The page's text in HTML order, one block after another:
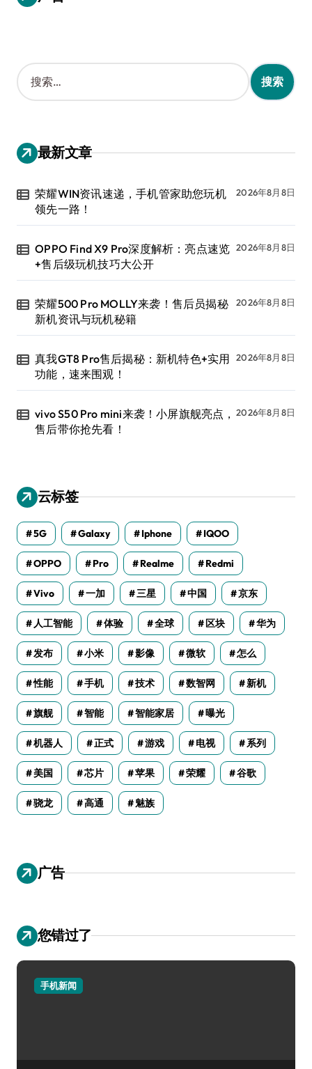
搜
索
：
最新文章
荣耀WIN资讯速递，手机管家助您玩机
领先一路！
2026年8月8日
OPPO Find X9 Pro深度解析：亮点速览
+售后级玩机技巧大公开
2026年8月8日
荣耀500 Pro MOLLY来袭！售后员揭秘
新机资讯与玩机秘籍
2026年8月8日
真我GT8 Pro售后揭秘：新机特色+实用
功能，速来围观！
2026年8月8日
vivo S50 Pro mini来袭！小屏旗舰亮点，
售后带你抢先看！
2026年8月8日
云标签
5G Galaxy Iphone IQOO
OPPO Pro Realme Redmi
Vivo 一加 三星 中国 京东
人工智能 体验 全球 区块 华为
发布 小米 影像 微软 怎么
性能 手机 技术 数智网 新机
旗舰 智能 智能家居 曝光
机器人 正式 游戏 电视 系列
美国 芯片 苹果 荣耀 谷歌
骁龙 高通 魅族
广告
您错过了
手机新闻